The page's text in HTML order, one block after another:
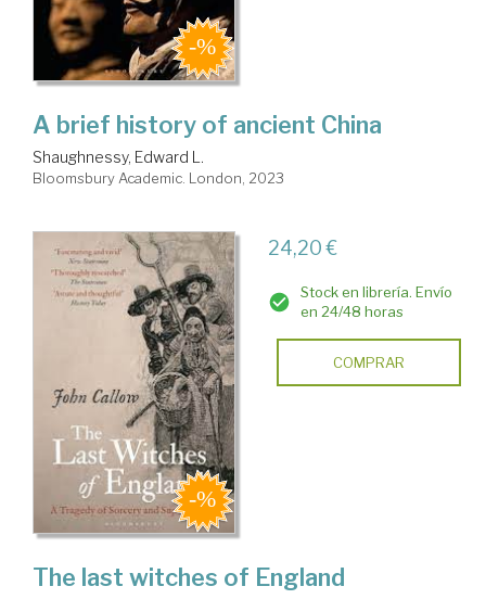
A brief history of ancient China
Shaughnessy, Edward L.
Bloomsbury Academic. London, 2023
24,20 €
Stock en librería. Envío
en 24/48 horas
COMPRAR
The last witches of England